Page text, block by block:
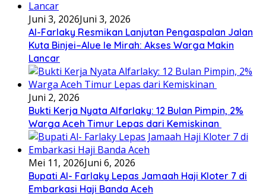
Juni 3, 2026Juni 3, 2026
Al-Farlaky Resmikan Lanjutan Pengaspalan Jalan
Kuta Binjei–Alue Ie Mirah: Akses Warga Makin
Lancar
Juni 2, 2026
Bukti Kerja Nyata Alfarlaky: 12 Bulan Pimpin, 2%
Warga Aceh Timur Lepas dari Kemiskinan ‎
Mei 11, 2026Juni 6, 2026
Bupati Al- Farlaky Lepas Jamaah Haji Kloter 7 di
Embarkasi Haji Banda Aceh